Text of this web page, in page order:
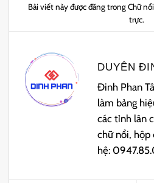
Bài viết này được đăng trongChữ nổi
trực.
DUYÊN
Đinh Phan
làm bảng
các tỉnh lân
chữ nổi, hộp
hệ: